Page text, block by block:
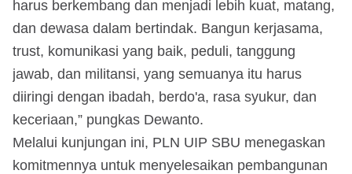
harus berkembang dan menjadi lebih kuat, matang,
dan dewasa dalam bertindak. Bangun kerjasama,
trust, komunikasi yang baik, peduli, tanggung
jawab, dan militansi, yang semuanya itu harus
diiringi dengan ibadah, berdo'a, rasa syukur, dan
keceriaan,” pungkas Dewanto.
Melalui kunjungan ini, PLN UIP SBU menegaskan
komitmennya untuk menyelesaikan pembangunan